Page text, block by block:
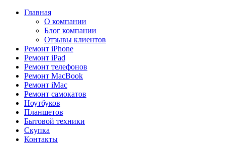
Главная
О компании
Блог компании
Отзывы клиентов
Ремонт iPhone
Ремонт iPad
Ремонт телефонов
Ремонт MacBook
Ремонт iMac
Ремонт самокатов
Ноутбуков
Планшетов
Бытовой техники
Скупка
Контакты